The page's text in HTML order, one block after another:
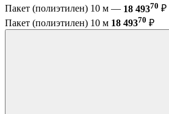
Пакет (полиэтилен) 10 м — 18 49370 ₽
Пакет (полиэтилен) 10 м 18 49370 ₽